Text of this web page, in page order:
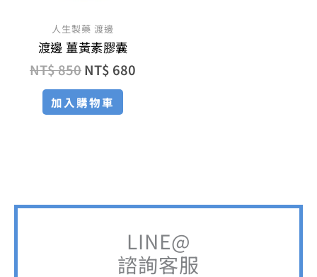
人生製藥 渡邊
渡邊 薑黃素膠囊
NT$850NT$ 680
加入購物車
LINE@
諮詢客服